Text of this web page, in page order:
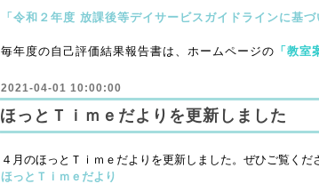
「令和２年度 放課後等デイサービスガイドラインに基づ
毎年度の自己評価結果報告書は、ホームページの 「教室
2021-04-01 10:00:00
ほっとＴｉｍｅだよりを更新しました
４月のほっとＴｉｍｅだよりを更新しました。ぜひご覧くだ
ほっとＴｉｍｅだより